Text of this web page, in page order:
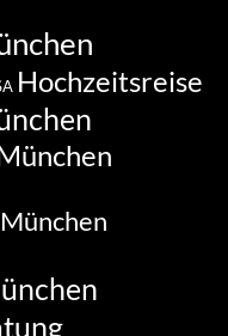
Hochzeitsreise